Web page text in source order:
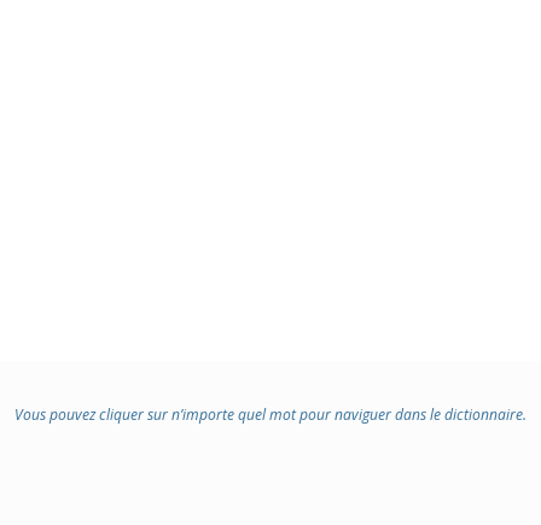
Vous pouvez cliquer sur n’importe quel mot pour naviguer dans le dictionnaire.